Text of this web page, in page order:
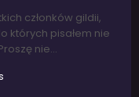
członków gildii,
których pisałem nie
nie...